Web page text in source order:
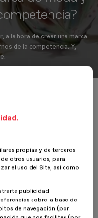
a la hora de crear una marca
de la competencia. Y,
creada tu propia línea de
marca, te damos unos
propias y de terceros
otros usuarios, para
el uso del Site, así como
publicidad
sobre la base de
de navegación (por